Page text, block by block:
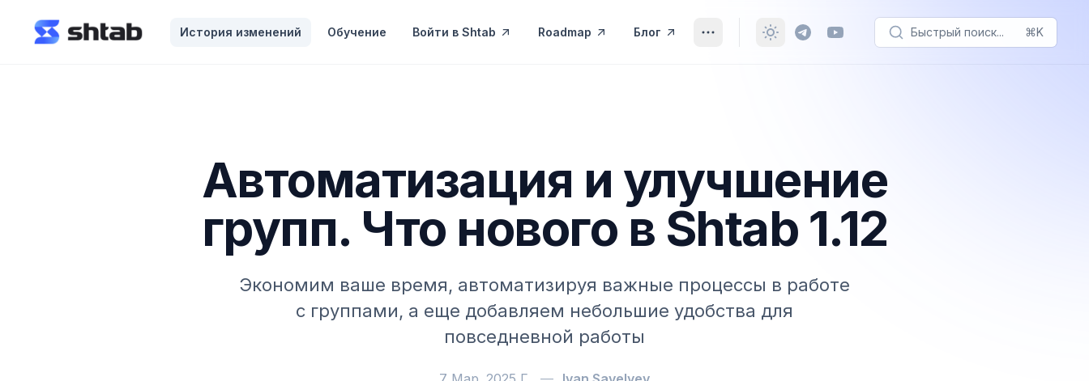
содержимому
История изменений
Обучение Войти в Shtab Roadmap Блог Быстрый поиск... ⌘K
Автоматизация и улучшение
групп. Что нового в Shtab 1.12
Экономим ваше время, автоматизируя важные процессы в работе
с группами, а еще добавляем небольшие удобства для
повседневной работы